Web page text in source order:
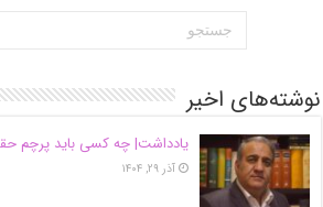
نوشته‌های اخیر
یادداشت| ‌چه کسی باید پرچم
آذر ۲۹, ۱۴۰۴